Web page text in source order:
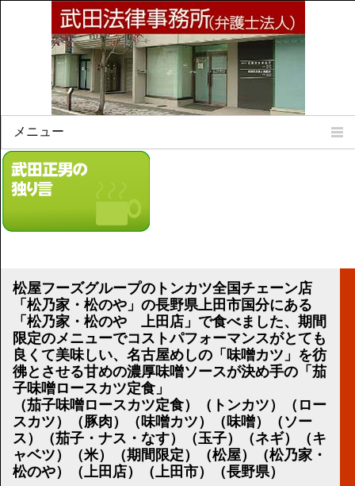
メニュー
Home
所属弁護士
法律相談案内
リンク集
顧問契約について
講演のご案内
気をつけたい法律のポイント
武田正男の独り言
松屋フーズグループのトンカツ全国チェーン店
「松乃家・松のや」の長野県上田市国分にある
「松乃家・松のや 上田店」で食べました、期間
限定のメニューでコストパフォーマンスがとても
良くて美味しい、名古屋めしの「味噌カツ」を彷
彿とさせる甘めの濃厚味噌ソースが決め手の「茄
子味噌ロースカツ定食」
（茄子味噌ロースカツ定食）（トンカツ）（ロー
スカツ）（豚肉）（味噌カツ）（味噌）（ソー
ス）（茄子・ナス・なす）（玉子）（ネギ）（キ
ャベツ）（米）（期間限定）（松屋）（松乃家・
松のや）（上田店）（上田市）（長野県）